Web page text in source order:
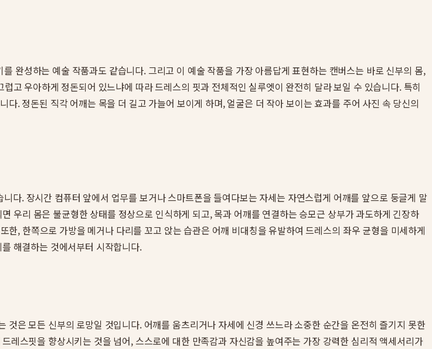
완성하는 예술 작품과도 같습니다. 그리고 이 예술 작품을 가장 아름답게 표현하는 캔버스는 바로 신부의 몸,
고 우아하게 정돈되어 있느냐에 따라 드레스의 핏과 전체적인 실루엣이 완전히 달라 보일 수 있습니다. 특히
. 정돈된 직각 어깨는 목을 더 길고 가늘어 보이게 하며, 얼굴은 더 작아 보이는 효과를 주어 사진 속 당신의
다. 장시간 컴퓨터 앞에서 업무를 보거나 스마트폰을 들여다보는 자세는 자연스럽게 어깨를 앞으로 둥글게 말
우리 몸은 불균형한 상태를 정상으로 인식하게 되고, 목과 어깨를 연결하는 승모근 상부가 과도하게 긴장하
, 한쪽으로 가방을 메거나 다리를 꼬고 앉는 습관은 어깨 비대칭을 유발하여 드레스의 좌우 균형을 미세하게
해결하는 것에서부터 시작합니다.
은 모든 신부의 로망일 것입니다. 어깨를 움츠리거나 자세에 신경 쓰느라 소중한 순간을 온전히 즐기지 못한
레스핏을 향상시키는 것을 넘어, 스스로에 대한 만족감과 자신감을 높여주는 가장 강력한 심리적 액세서리가